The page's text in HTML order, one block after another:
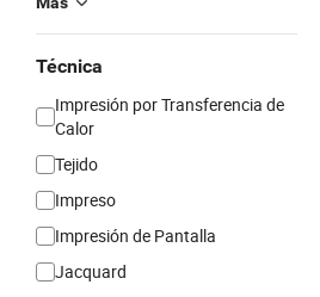
Técnica
Impresión por Transferencia de
Calor
Tejido
Impreso
Impresión de Pantalla
Jacquard